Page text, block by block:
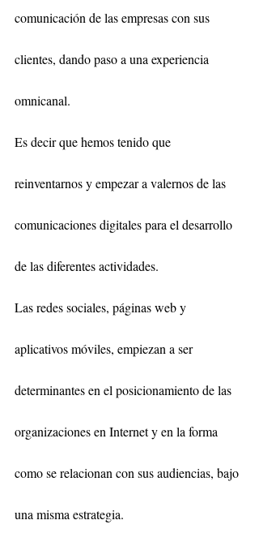
comunicación de las empresas con sus
clientes, dando paso a una experiencia
omnicanal.
Es decir que hemos tenido que
reinventarnos y empezar a valernos de las
comunicaciones digitales para el desarrollo
de las diferentes actividades.
Las redes sociales, páginas web y
aplicativos móviles, empiezan a ser
determinantes en el posicionamiento de las
organizaciones en Internet y en la forma
como se relacionan con sus audiencias, bajo
una misma estrategia.